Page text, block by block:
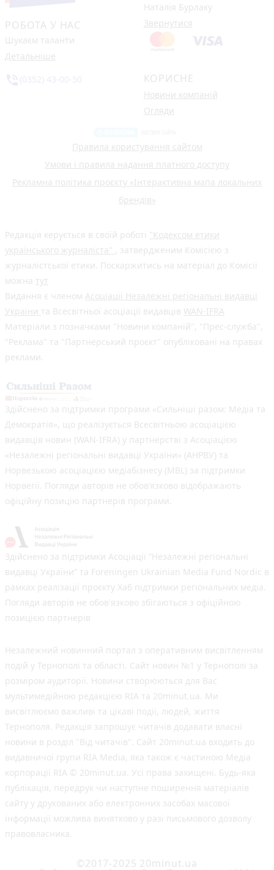
РОБОТА У НАС
Шукаєм таланти
Детальніше
Наталія Бурлаку
Звернутися
КОРИСНЕ
Новини компаній
Огляди
Правила користування сайтом
Умови і правила надання платного доступу
Рекламна політика проєкту «Інтерактивна мапа локальних
брендів»
Редакція керується в своїй роботі "Кодексом етики
українського журналіста"
, затвердженим Комісією з
журналістської етики. Поскаржитись на матеріал до Комісії
можна тут
Видання є членом Асоціації Незалежні регіональні видавці
України та Всесвітньої асоціації видавців WAN-IFRA
Матеріали з позначками "Новини компаній", "Прес-служба",
"Реклама" та "Партнерський проєкт" опубліковані на правах
реклами.
Здійснено за підтримки програми «Сильніші разом: Медіа та
Демократія», що реалізується Всесвітньою асоціацією
видавців новин (WAN-IFRA) у партнерстві з Асоціацією
«Незалежні регіональні видавці України» (АНРВУ) та
Норвезькою асоціацією медіабізнесу (MBL) за підтримки
Норвегії. Погляди авторів не обов’язково відображають
офіційну позицію партнерів програми.
Здійснено за підтримки Асоціації “Незалежні регіональні
видавці України” та Foreningen Ukrainian Media Fund Nordic в
рамках реалізації проєкту Хаб підтримки регіональних медіа.
Погляди авторів не обов'язково збігаються з офіційною
позицією партнерів
Незалежний новинний портал з оперативним висвітленням
подій у Тернополі та області. Сайт новин №1 у Тернополі за
розміром аудиторії. Новини створюються для Вас
мультимедійною редакцією RIA та 20minut.ua. Ми
висвітлюємо важливі та цікаві події, людей, життя
Тернополя. Редакція запрошує читачів додавати власні
новини в розділ "Від читачів". Сайт 20minut.ua входить до
видавничої групи RIA Media, яка також є частиною Медіа
корпорації RIA © 20minut.ua. Усі права захищені. Будь-яка
публiкацiя, передрук чи наступне поширення матеріалів
сайту у друкованих або електронних засобах масової
інформації можлива винятково у разі письмового дозволу
правовласника.
©2017-2025 20minut.ua